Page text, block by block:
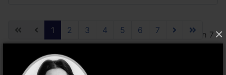
×
웃 ผู้บริหาร
หน้า 1 จาก 7
1 2 3 4 5 6 7